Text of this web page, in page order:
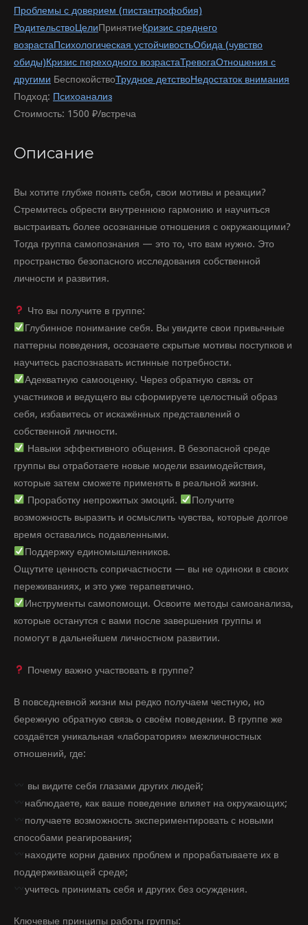
Проблемы с доверием (пистантрофобия)
РодительствоЦелиПринятиеКризис среднего
возрастаПсихологическая устойчивостьОбида (чувство
обиды)Кризис переходного возрастаТревогаОтношения с
другими БеспокойствоТрудное детствоНедостаток внимания
Подход: Психоанализ
Стоимость: 1500 ₽/встреча
Описание
Вы хотите глубже понять себя, свои мотивы и реакции?
Стремитесь обрести внутреннюю гармонию и научиться
выстраивать более осознанные отношения с окружающими?
Тогда группа самопознания — это то, что вам нужно. Это
пространство безопасного исследования собственной
личности и развития.
Что вы получите в группе:
Глубинное понимание себя. Вы увидите свои привычные
паттерны поведения, осознаете скрытые мотивы поступков и
научитесь распознавать истинные потребности.
Адекватную самооценку. Через обратную связь от
участников и ведущего вы сформируете целостный образ
себя, избавитесь от искажённых представлений о
собственной личности.
Навыки эффективного общения. В безопасной среде
группы вы отработаете новые модели взаимодействия,
которые затем сможете применять в реальной жизни.
Проработку непрожитых эмоций.
Получите
возможность выразить и осмыслить чувства, которые долгое
время оставались подавленными.
Поддержку единомышленников.
Ощутите ценность сопричастности — вы не одиноки в своих
переживаниях, и это уже терапевтично.
Инструменты самопомощи. Освоите методы самоанализа,
которые останутся с вами после завершения группы и
помогут в дальнейшем личностном развитии.
Почему важно участвовать в группе?
В повседневной жизни мы редко получаем честную, но
бережную обратную связь о своём поведении. В группе же
создаётся уникальная «лаборатория» межличностных
отношений, где:
вы видите себя глазами других людей;
наблюдаете, как ваше поведение влияет на окружающих;
получаете возможность экспериментировать с новыми
способами реагирования;
находите корни давних проблем и прорабатываете их в
поддерживающей среде;
учитесь принимать себя и других без осуждения.
Ключевые принципы работы группы: